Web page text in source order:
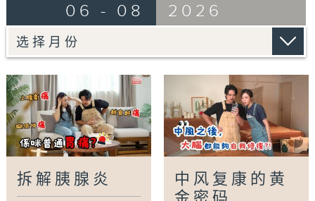
用秘诀，讲解胆石、高血脂、酗酒等隐形发病诱
因，并解构慢性胰腺炎如何一步步引发糖尿病与
胰脏癌的连锁反应。
主持：董光达医生、罗钰文
嘉宾：司徒伟基教授（港大医学院临床医学学院
内科学系李国贤基金教授（肠胃学））
Tag: 胰腺炎,胃痛,上腹痛 ,背痛,呕吐,脂肪泻,
06 - 08 2026
拆解胰腺炎
中风复康的黄